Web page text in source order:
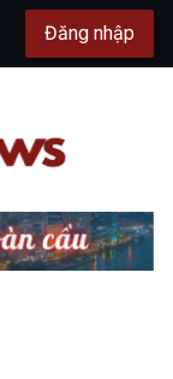
Đăng nhập